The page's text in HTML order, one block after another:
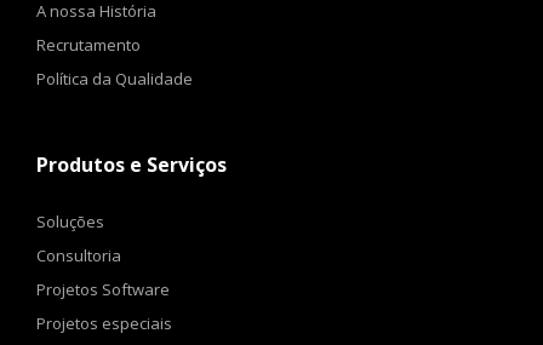
A nossa História
Recrutamento
Política da Qualidade
Produtos e Serviços
Soluções
Consultoria
Projetos Software
Projetos especiais